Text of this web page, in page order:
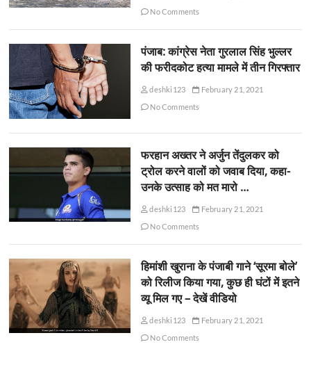
No Comments
पंजाब: कांग्रेस नेता गुरलाल सिंह भुल्लर
की फरीदकोट हत्या मामले में तीन गिरफ्तार
deshki123
February 21, 2021
No Comments
फरहान अख्तर ने अर्जुन तेंदुलकर को
ट्रोल करने वालों को जवाब दिया, कहा-
उनके उत्साह को मत मारो …
deshki123
February 21, 2021
No Comments
हिमांशी खुराना के पंजाबी गाने ‘सूरमा बोले’
को रिलीज किया गया, कुछ ही घंटों में इतने
व्यू मिल गए – देखें वीडियो
deshki123
February 21, 2021
No Comments